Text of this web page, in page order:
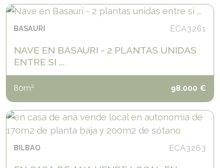
BASAURI ECA3261
NAVE EN BASAURI - 2 PLANTAS UNIDAS
ENTRE SI ...
80m2 98.000 €
BILBAO ECA3263